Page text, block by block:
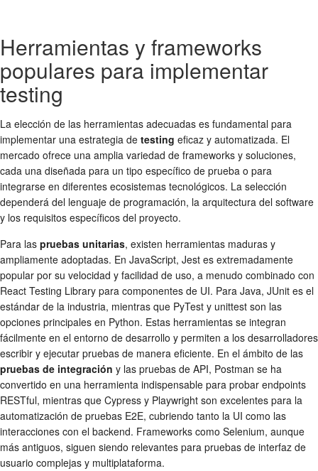
Herramientas y frameworks
populares para implementar
testing
La elección de las herramientas adecuadas es fundamental para
implementar una estrategia de testing eficaz y automatizada. El
mercado ofrece una amplia variedad de frameworks y soluciones,
cada una diseñada para un tipo específico de prueba o para
integrarse en diferentes ecosistemas tecnológicos. La selección
dependerá del lenguaje de programación, la arquitectura del software
y los requisitos específicos del proyecto.
Para las pruebas unitarias, existen herramientas maduras y
ampliamente adoptadas. En JavaScript, Jest es extremadamente
popular por su velocidad y facilidad de uso, a menudo combinado con
React Testing Library para componentes de UI. Para Java, JUnit es el
estándar de la industria, mientras que PyTest y unittest son las
opciones principales en Python. Estas herramientas se integran
fácilmente en el entorno de desarrollo y permiten a los desarrolladores
escribir y ejecutar pruebas de manera eficiente. En el ámbito de las
pruebas de integración y las pruebas de API, Postman se ha
convertido en una herramienta indispensable para probar endpoints
RESTful, mientras que Cypress y Playwright son excelentes para la
automatización de pruebas E2E, cubriendo tanto la UI como las
interacciones con el backend. Frameworks como Selenium, aunque
más antiguos, siguen siendo relevantes para pruebas de interfaz de
usuario complejas y multiplataforma.